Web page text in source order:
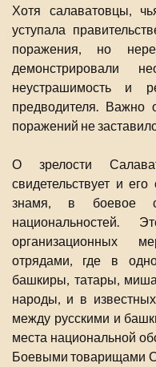
Хотя салаватовцы,
уступала
поражения, но
демонстрировали
неустрашимость и
предводителя. Важно
поражений не
О зрелости
свидетельствует и
знамя, в боевое
национальностей.
организационных
отрядами, где в
башкиры, татары,
народы, и в
между русскими и
места национальной
Боевыми товарищами